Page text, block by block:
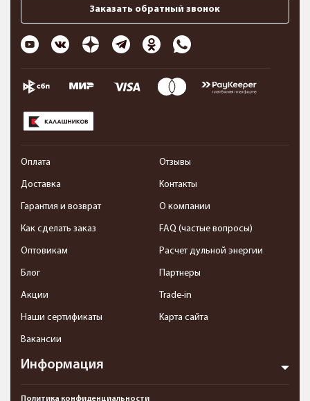
Заказать обратный звонок
Информация
Оплата
Доставка
Гарантия и возврат
Как сделать заказ
Оптовикам
Блог
Акции
Наши сертификаты
Вакансии
Отзывы
Контакты
О компании
FAQ (частые вопросы)
Расчет дульной энергии
Партнеры
Trade-in
Карта сайта
Политика конфиденциальности